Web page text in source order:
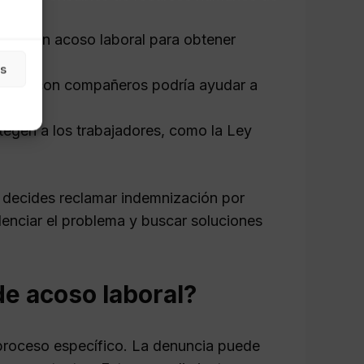
en acoso laboral para obtener
con compañeros podría ayudar a
a los trabajadores, como la Ley
reclamar indemnización por
el problema y buscar soluciones
acoso laboral?
específico. La denuncia puede